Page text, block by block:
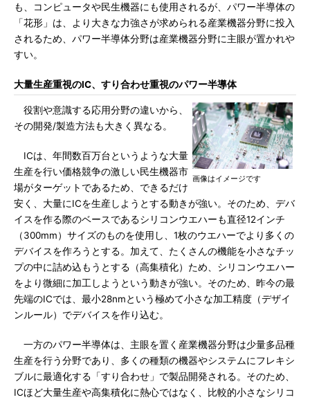
も、コンピュータや民生機器にも使用されるが、パワー半導体の
「花形」は、より大きな力強さが求められる産業機器分野に投入
されるため、パワー半導体分野は産業機器分野に主眼が置かれや
すい。
大量生産重視のIC、すり合わせ重視のパワー半導体
画像はイメージです
役割や意識する応用分野の違いから、
その開発/製造方法も大きく異なる。
ICは、年間数百万台というような大量
生産を行い価格競争の激しい民生機器市
場がターゲットであるため、できるだけ
安く、大量にICを生産しようとする動きが強い。そのため、デバ
イスを作る際のベースであるシリコンウエハーも直径12インチ
（300mm）サイズのものを使用し、1枚のウエハーでより多くの
デバイスを作ろうとする。加えて、たくさんの機能を小さなチッ
プの中に詰め込もうとする（高集積化）ため、シリコンウエハー
をより微細に加工しようという動きが強い。そのため、昨今の最
先端のICでは、最小28nmという極めて小さな加工精度（デザイ
ンルール）でデバイスを作り込む。
一方のパワー半導体は、主眼を置く産業機器分野は少量多品種
生産を行う分野であり、多くの種類の機器やシステムにフレキシ
ブルに最適化する「すり合わせ」で製品開発される。そのため、
ICほど大量生産や高集積化に熱心ではなく、比較的小さなシリコ